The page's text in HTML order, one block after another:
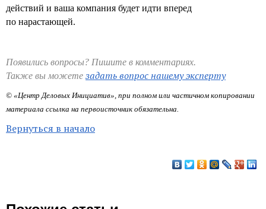
действий и ваша компания будет идти вперед
по нарастающей.
Появились вопросы? Пишите в комментариях.
Также вы можете задать вопрос нашему эксперту
© «Центр Деловых Инициатив», при полном или частичном копировании
материала ссылка на первоисточник обязательна.
Вернуться в начало